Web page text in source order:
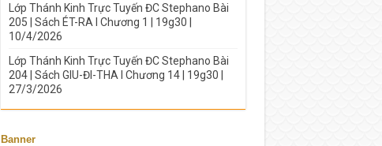
Lớp Thánh Kinh Trực Tuyến ĐC Stephano Bài
205 | Sách ÉT-RA I Chương 1 | 19g30 |
10/4/2026
Lớp Thánh Kinh Trực Tuyến ĐC Stephano Bài
204 | Sách GIU-ĐI-THA I Chương 14 | 19g30 |
27/3/2026
Banner